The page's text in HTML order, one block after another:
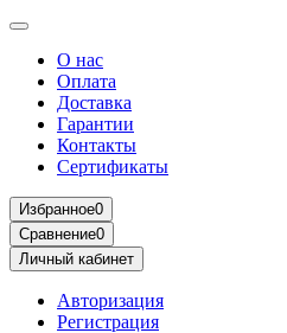
О нас
Оплата
Доставка
Гарантии
Контакты
Сертификаты
Избранное0
Сравнение0
Личный кабинет
Авторизация
Регистрация